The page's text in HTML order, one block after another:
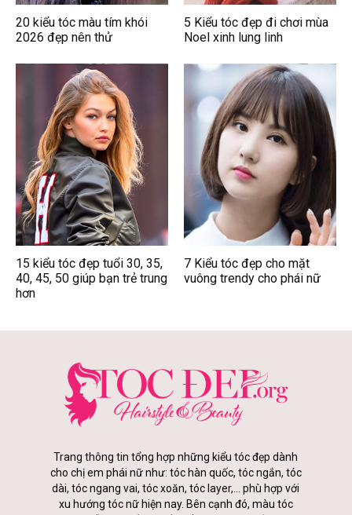
20 kiểu tóc màu tím khói
2026 đẹp nên thử
5 Kiểu tóc đẹp đi chơi mùa
Noel xinh lung linh
15 kiểu tóc đẹp tuổi 30, 35,
40, 45, 50 giúp bạn trẻ trung
hơn
7 Kiểu tóc đẹp cho mặt
vuông trendy cho phái nữ
Trang thông tin tổng hợp những kiểu tóc đẹp dành
cho chị em phái nữ như: tóc hàn quốc, tóc ngắn, tóc
dài, tóc ngang vai, tóc xoăn, tóc layer,... phù hợp với
xu hướng tóc nữ hiện nay. Bên cạnh đó, màu tóc